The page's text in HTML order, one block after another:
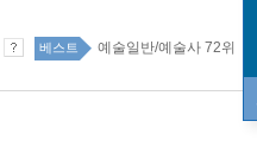
베스트 예술일반/예술사 72위